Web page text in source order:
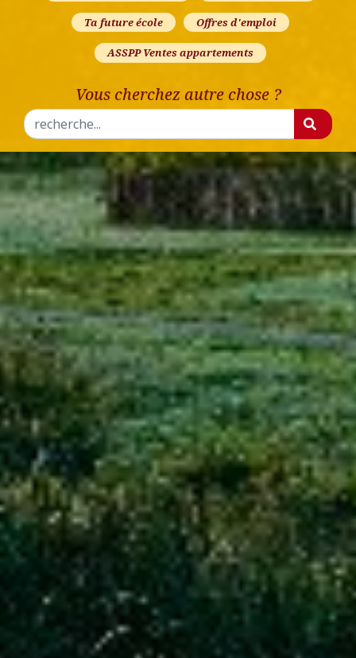
Ta future école Offres d'emploi
ASSPP Ventes appartements
Vous cherchez autre chose ?
Rechercher